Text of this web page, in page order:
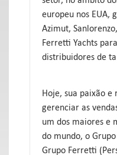
europeu nos EUA,
Azimut,
Ferretti Yachts
distribuidores de
Hoje, sua paixão
gerenciar as
um dos maiores e
do mundo, o
Grupo Ferretti